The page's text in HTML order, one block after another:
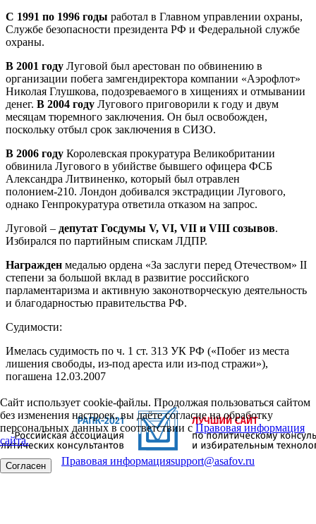
С 1991 по 1996 годы работал в Главном управлении охраны,
Службе безопасности президента РФ и Федеральной службе
охраны.
В 2001 году Луговой был арестован по обвинению в
организации побега замгендиректора компании «Аэрофлот»
Николая Глушкова, подозреваемого в хищениях и отмывании
денег. В 2004 году Лугового приговорили к году и двум
месяцам тюремного заключения. Он был освобожден,
поскольку отбыл срок заключения в СИЗО.
В 2006 году Королевская прокуратура Великобритании
обвинила Лугового в убийстве бывшего офицера ФСБ
Александра Литвиненко, который был отравлен
полонием-210. Лондон добивался экстрадиции Лугового,
однако Генпрокуратура ответила отказом на запрос.
Луговой – депутат Госдумы V, VI, VII и VIII созывов.
Избирался по партийным спискам ЛДПР.
Награжден медалью ордена «За заслуги перед Отечеством» II
степени за большой вклад в развитие российского
парламентаризма и активную законотворческую деятельность
и благодарностью правительства РФ.
Судимости:
Имелась судимость по ч. 1 ст. 313 УК РФ («Побег из места
лишения свободы, из-под ареста или из-под стражи»),
погашена 12.03.2007
Сайт использует cookie-файлы. Продолжая пользоваться сайтом
без изменения настроек, вы даёте согласие на обработку
персональных данных в соответствии сПравовая информация
сайта.
Согласен Правовая информацияsupport@asafov.ru